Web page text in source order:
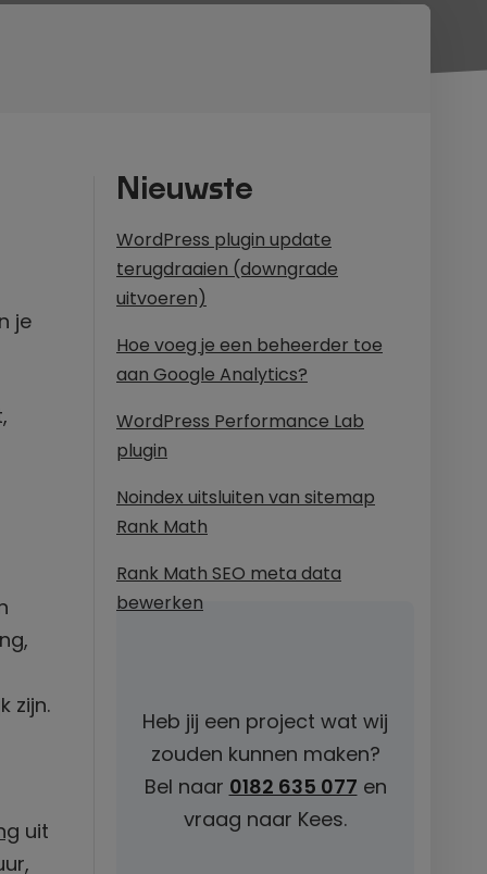
je
zijn.
uit
Nieuwste
WordPress plugin update
terugdraaien (downgrade
uitvoeren)
Hoe voeg je een beheerder toe
aan Google Analytics?
WordPress Performance Lab
plugin
Noindex uitsluiten van sitemap
Rank Math
Rank Math SEO meta data
bewerken
Heb jij een project wat wij
zouden kunnen maken?
Bel naar 0182 635 077 en
vraag naar Kees.